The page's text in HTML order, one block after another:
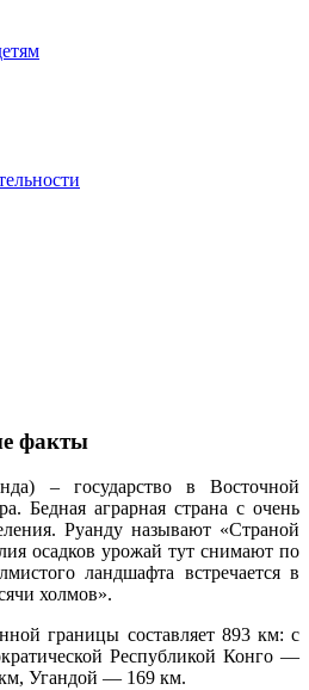
столицы и города, клипы из
песни из мультиков, детские
мультфильмах и про персонажей
факты
– государство в Восточной
Бедная аграрная страна с очень
Руанду называют «Страной
осадков урожай тут снимают по
ландшафта встречается в
холмов».
границы составляет 893 км: с
Республикой Конго —
Угандой — 169 км.